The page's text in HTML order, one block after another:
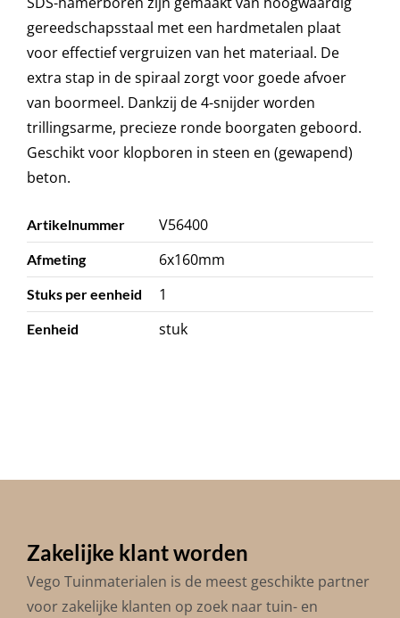
gereedschapsstaal met een hardmetalen plaat
voor effectief vergruizen van het materiaal. De
extra stap in de spiraal zorgt voor goede afvoer
van boormeel. Dankzij de 4-snijder worden
trillingsarme, precieze ronde boorgaten geboord.
Geschikt voor klopboren in steen en (gewapend)
beton.
Artikelnummer V56400
Afmeting 6x160mm
Stuks per eenheid 1
Eenheid stuk
Zakelijke klant worden
Vego Tuinmaterialen is de meest geschikte partner
voor zakelijke klanten op zoek naar tuin- en